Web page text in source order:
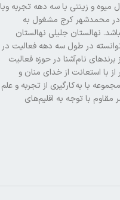
و زینتی با سه دهه تجربه وبا
در محمدشهر کرج مشغول به
نهالستان جلیلی نهالستان
در طول سه دهه فعالیت در
برندهای نام‌آشنا در حوزه فعالیت
با استعانت از خدای منان و
با به‌کارگیری از تجربه و علم
مقاوم با توجه به اقلیم‌های